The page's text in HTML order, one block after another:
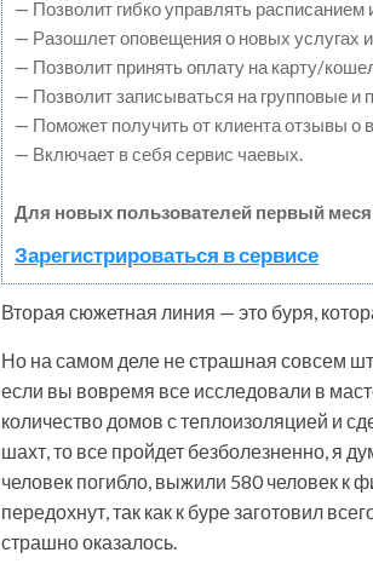
— Позволит гибко управлять расписанием
— Разошлет оповещения о новых услугах
— Позволит принять оплату на карту/
— Позволит записываться на групповые
— Поможет получить от клиента отзывы о
— Включает в себя сервис чаевых.
Для новых пользователей первый
Зарегистрироваться в сервисе
Вторая сюжетная линия — это буря,
Но на самом деле не страшная совсем
если вы вовремя все исследовали в
количество домов с теплоизоляцией и
шахт, то все пройдет безболезненно, я
человек погибло, выжили 580 человек к
передохнут, так как к буре заготовил
страшно оказалось.